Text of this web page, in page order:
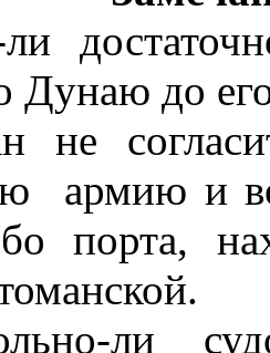
Дунаю до
не
армию и
порта,
ли